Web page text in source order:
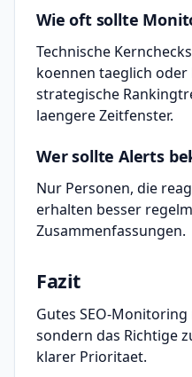
Wie oft sollte
Technische
koennen taeglich
strategische
laengere Zeitfenster.
Wer sollte Alerts
Nur Personen, die
erhalten besser
Zusammenfassungen.
Fazit
Gutes SEO-
sondern das Richtige
klarer Prioritaet.